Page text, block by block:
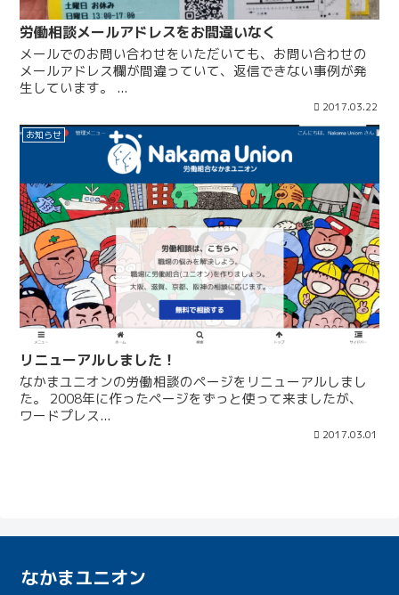
労働相談メールアドレスをお間違いなく
メールでのお問い合わせをいただいても、お問い合わせの
メールアドレス欄が間違っていて、返信できない事例が発
生しています。 ...
2017.03.22
お知らせ
リニューアルしました！
なかまユニオンの労働相談のページをリニューアルしまし
た。 2008年に作ったページをずっと使って来ましたが、
ワードプレス...
2017.03.01
なかまユニオン